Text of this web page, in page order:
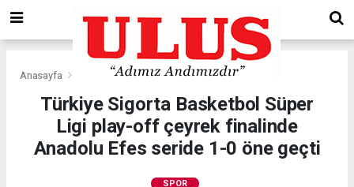
Anasayfa
Türkiye Sigorta Basketbol Süper
Ligi play-off çeyrek finalinde
Anadolu Efes seride 1-0 öne geçti
SPOR